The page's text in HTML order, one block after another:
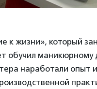
к жизни», который
обучил маникюрному
наработали опыт и